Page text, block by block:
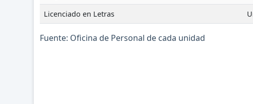
Licenciado en Letras
Fuente: Oficina de Personal de cada unidad